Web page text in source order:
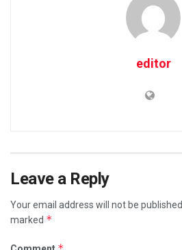
editor
Leave a Reply
Your email address will not be published.
marked *